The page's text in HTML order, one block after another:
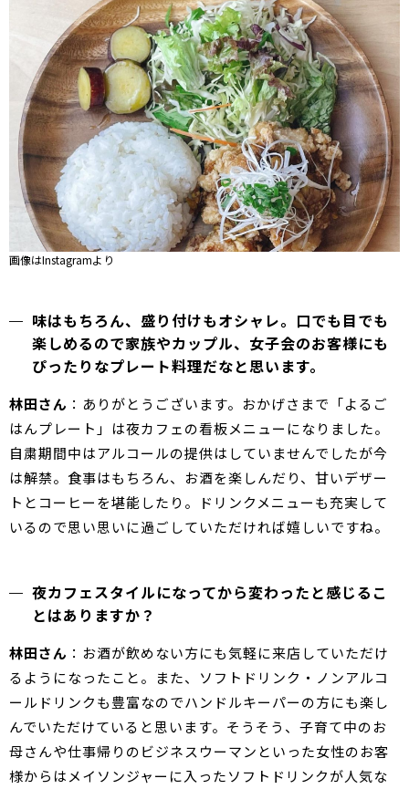
画像はInstagramより
味はもちろん、盛り付けもオシャレ。口でも目でも
楽しめるので家族やカップル、女子会のお客様にも
ぴったりなプレート料理だなと思います。
林田さん ：ありがとうございます。おかげさまで「よるご
はんプレート」は夜カフェの看板メニューになりました。
自粛期間中はアルコールの提供はしていませんでしたが今
は解禁。食事はもちろん、お酒を楽しんだり、甘いデザー
トとコーヒーを堪能したり。ドリンクメニューも充実して
いるので思い思いに過ごしていただければ嬉しいですね。
夜カフェスタイルになってから変わったと感じるこ
とはありますか？
林田さん ：お酒が飲めない方にも気軽に来店していただけ
るようになったこと。また、ソフトドリンク・ノンアルコ
ールドリンクも豊富なのでハンドルキーパーの方にも楽し
んでいただけていると思います。そうそう、子育て中のお
母さんや仕事帰りのビジネスウーマンといった女性のお客
様からはメイソンジャーに入ったソフトドリンクが人気な